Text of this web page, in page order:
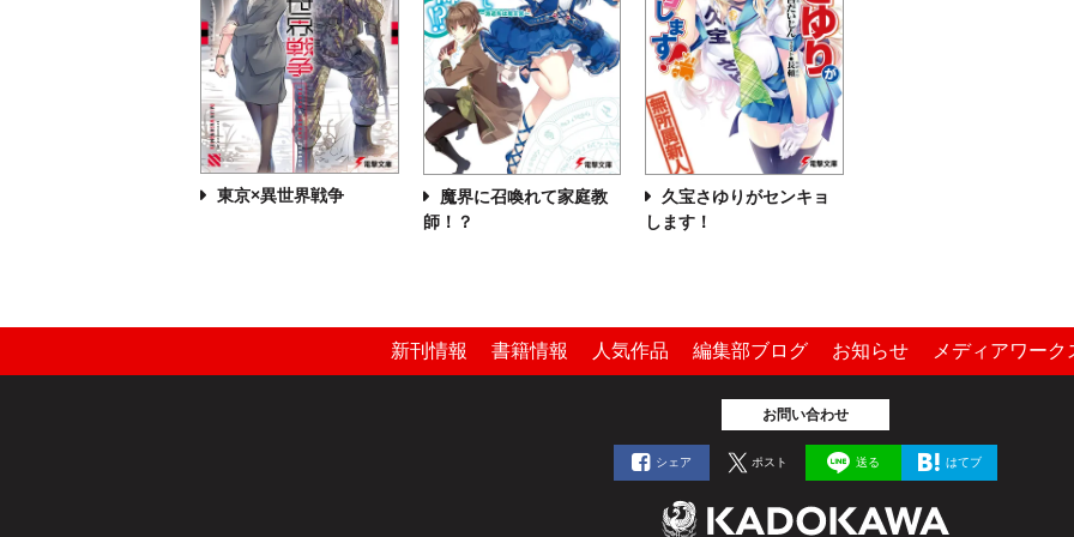
東京×異世界戦争
魔界に召喚れて家庭教
師！？
久宝さゆりがセンキョ
します！
新刊情報 書籍情報 人気作品 編集部ブログ お知らせ メディアワーク
お問い合わせ
シェア ポスト 送る はてブ